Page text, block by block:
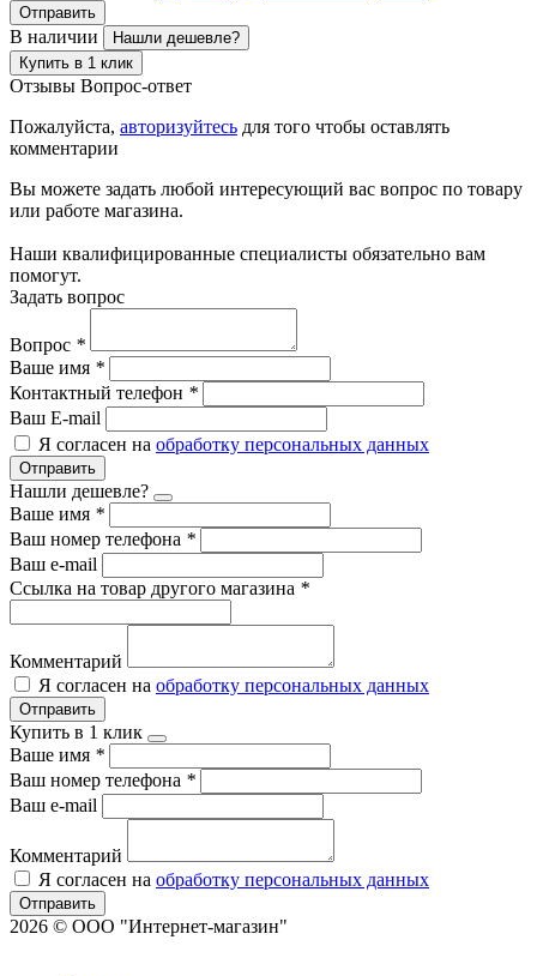
Отправить
В наличии
Нашли дешевле?
Купить в 1 клик
Отзывы Вопрос-ответ
Пожалуйста, авторизуйтесь для того чтобы оставлять
комментарии
Вы можете задать любой интересующий вас вопрос по товару
или работе магазина.
Наши квалифицированные специалисты обязательно вам
помогут.
Задать вопрос
Вопрос *
Ваше имя *
Контактный телефон *
Ваш E-mail
Я согласен на обработку персональных данных
Отправить
Нашли дешевле?
Ваше имя *
Ваш номер телефона *
Ваш e-mail
Ссылка на товар другого магазина *
Комментарий
Я согласен на обработку персональных данных
Отправить
Купить в 1 клик
Ваше имя *
Ваш номер телефона *
Ваш e-mail
Комментарий
Я согласен на обработку персональных данных
Отправить
2026 © ООО "Интернет-магазин"